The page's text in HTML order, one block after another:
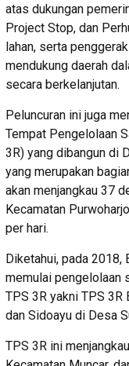
atas dukungan
Project Stop, dan
lahan, serta
mendukung daerah
secara berkelanjutan.
Peluncuran ini juga
Tempat Pengelolaan
3R) yang dibangun di
yang merupakan
akan menjangkau 37
Kecamatan
per hari.
Diketahui, pada 2018,
memulai pengelolaan
TPS 3R yakni TPS
dan Sidoayu di Desa
TPS 3R ini